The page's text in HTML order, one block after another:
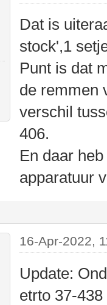
Dat is
stock',1
Punt is dat
de remmen
verschil
406.
En daar
apparatuur
16-Apr-2022,
Update:
etrto 37-